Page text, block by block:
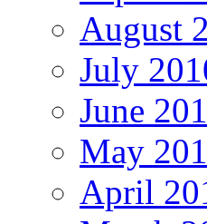
August
July
June
May
April